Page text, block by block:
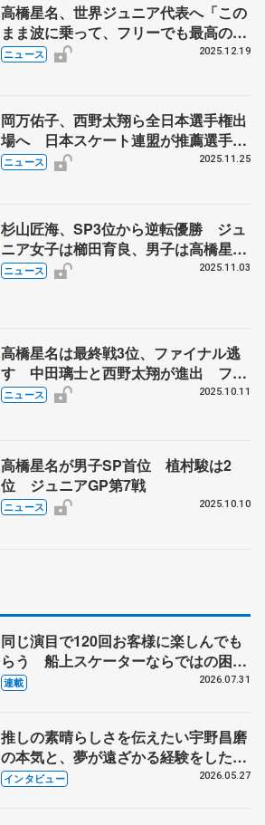
高橋星名、世界ジュニア代表へ「この
まま波に乗って、フリーでも最高の演
技を」【全日本フィギュア男子SP】
ニュース 2025.12.19
岡万佑子、西野太翔ら全日本選手権出
場へ 日本スケート連盟が推薦選手発
表 全日本ジュニア選手権を受け
ニュース 2025.11.25
杉山匠海、SP3位から逆転優勝 ジュ
ニア女子は櫛田育良、男子は高橋星名
が制す 西日本フィギュア最終日
ニュース 2025.11.03
高橋星名は最終戦3位、ファイナル逃
す 中田璃士と西野太翔が進出 フィ
ギュアのジュニアGP
ニュース 2025.10.11
高橋星名が男子SP首位 植村駿は2
位 ジュニアGP第7戦
ニュース 2025.10.10
同じ演目で120回お客様に楽しんでも
らう 船上スケーターならではの困難
とは 影響あったPIW前キャプテン松
連載 2026.07.31
推しの素晴らしさを伝えたい宇野昌磨
の本気と、夢が遠ざかる経験をした本
田真凜の覚悟
インタビュー 2026.05.27